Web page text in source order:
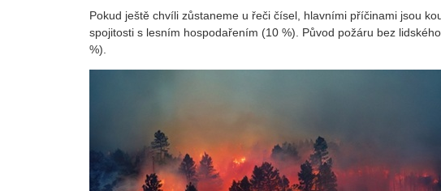
Pokud ještě chvíli zůstaneme u řeči čísel, hlavními příčinami jsou
spojitosti s lesním hospodařením (10 %). Původ požáru bez
%).